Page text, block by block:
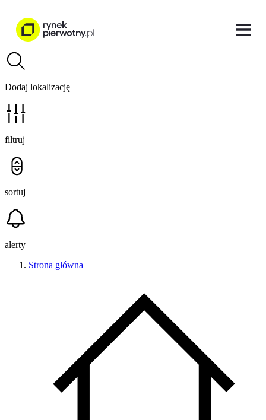
Dodaj lokalizację
filtruj
sortuj
alerty
Strona główna